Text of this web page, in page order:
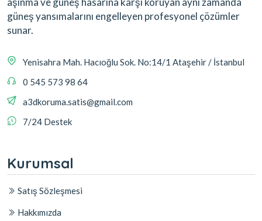
güneş yansımalarını engelleyen profesyonel çözümler
sunar.
Yenisahra Mah. Hacıoğlu Sok. No:14/1 Ataşehir / İstanbul
0 545 573 98 64
a3dkoruma.satis@gmail.com
7/24 Destek
Kurumsal
Satış Sözleşmesi
Hakkımızda